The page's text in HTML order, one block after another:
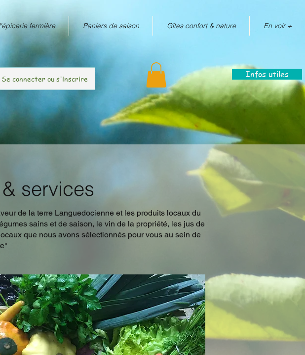
fermière Paniers de saison Gîtes confort & nature En voir +
Se connecter ou s'inscrire Infos utiles
services
de la terre Languedocienne et les produits locaux du
sains et de saison, le vin de la propriété, les jus de
que nous avons sélectionnés pour vous au sein de